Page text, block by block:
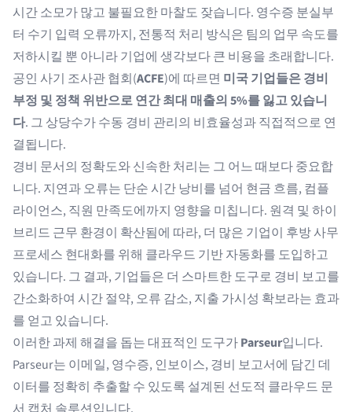
시간 소모가 많고 불필요한 마찰도 잦습니다. 영수증 분실부
터 수기 입력 오류까지, 전통적 처리 방식은 팀의 업무 속도를
저하시킬 뿐 아니라 기업에 생각보다 큰 비용을 초래합니다.
공인 사기 조사관 협회(ACFE)에 따르면 미국 기업들은 경비
부정 및 정책 위반으로 연간 최대 매출의 5%를 잃고 있습니
다. 그 상당수가 수동 경비 관리의 비효율성과 직접적으로 연
결됩니다.
경비 문서의 정확도와 신속한 처리는 그 어느 때보다 중요합
니다. 지연과 오류는 단순 시간 낭비를 넘어 현금 흐름, 컴플
라이언스, 직원 만족도에까지 영향을 미칩니다. 원격 및 하이
브리드 근무 환경이 확산됨에 따라, 더 많은 기업이 후방 사무
프로세스 현대화를 위해 클라우드 기반 자동화를 도입하고
있습니다. 그 결과, 기업들은 더 스마트한 도구로 경비 보고를
간소화하여 시간 절약, 오류 감소, 지출 가시성 확보라는 효과
를 얻고 있습니다.
이러한 과제 해결을 돕는 대표적인 도구가Parseur입니다.
Parseur는 이메일, 영수증, 인보이스, 경비 보고서에 담긴 데
이터를 정확히 추출할 수 있도록 설계된 선도적 클라우드 문